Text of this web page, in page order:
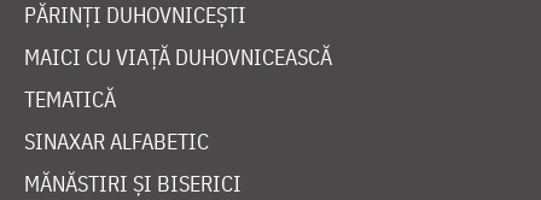
PĂRINȚI DUHOVNICEȘTI
MAICI CU VIAȚĂ DUHOVNICEASCĂ
TEMATICĂ
SINAXAR ALFABETIC
MĂNĂSTIRI ȘI BISERICI